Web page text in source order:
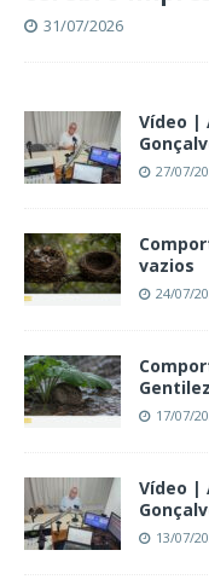
31/07/2026
Vídeo |
27/07/
vazios
24/07/
17/07/
Vídeo |
13/07/